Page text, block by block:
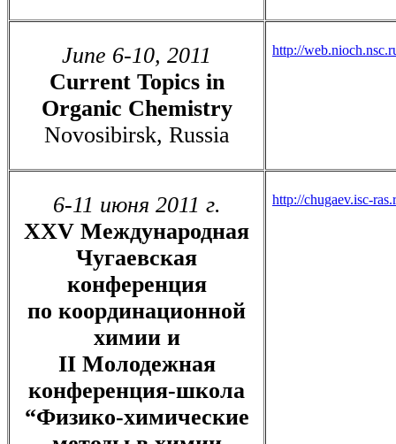
June 6-10, 2011
Current Topics in
Organic Chemistry
Novosibirsk, Russia
http://
6-11 июня 2011 г.
XXV Международная
Чугаевская
конференция
по координационной
химии и
II Молодежная
конференция-школа
“Физико-химические
http://chugaev.isc-